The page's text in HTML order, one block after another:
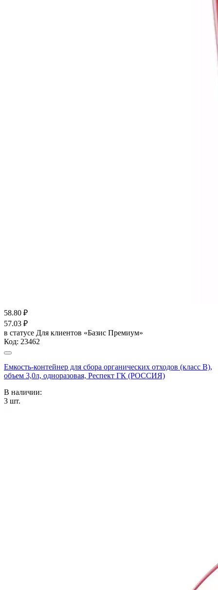
58.80 ₽
57.03 ₽
в статусе Для клиентов «Базис Премиум»
Код: 23462
Емкость-контейнер для сбора органических отходов (класс В),
объем 3,0л, одноразовая, Респект ГК (РОССИЯ)
В наличии:
3 шт.